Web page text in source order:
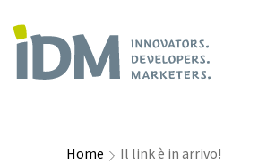
Home Il link è in arrivo!